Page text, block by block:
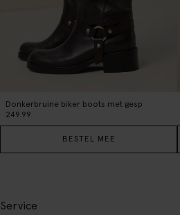
Donkerbruine biker boots met gesp
249.99
BESTEL MEE
Service